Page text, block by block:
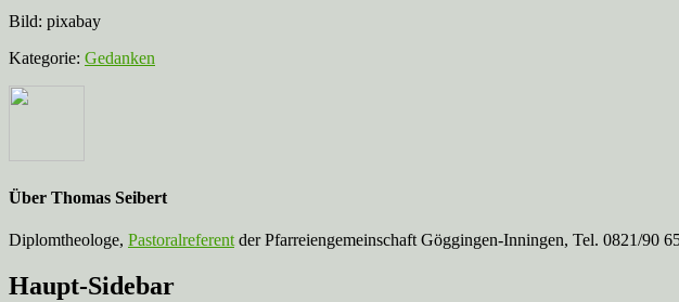
Bild: pixabay
Kategorie: Gedanken
Über Thomas Seibert
Diplomtheologe, Pastoralreferent der Pfarreiengemeinschaft Göggingen-Inningen, Tel. 0821/90
Haupt-Sidebar